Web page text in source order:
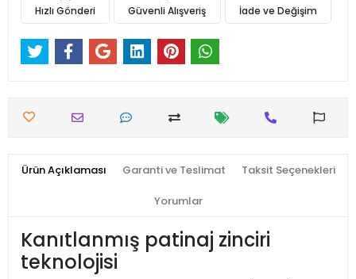
Hızlı Gönderi Güvenli Alışveriş İade ve Değişim
Ürün Açıklaması Garanti ve Teslimat Taksit Seçenekleri
Yorumlar
Kanıtlanmış patinaj zinciri
teknolojisi